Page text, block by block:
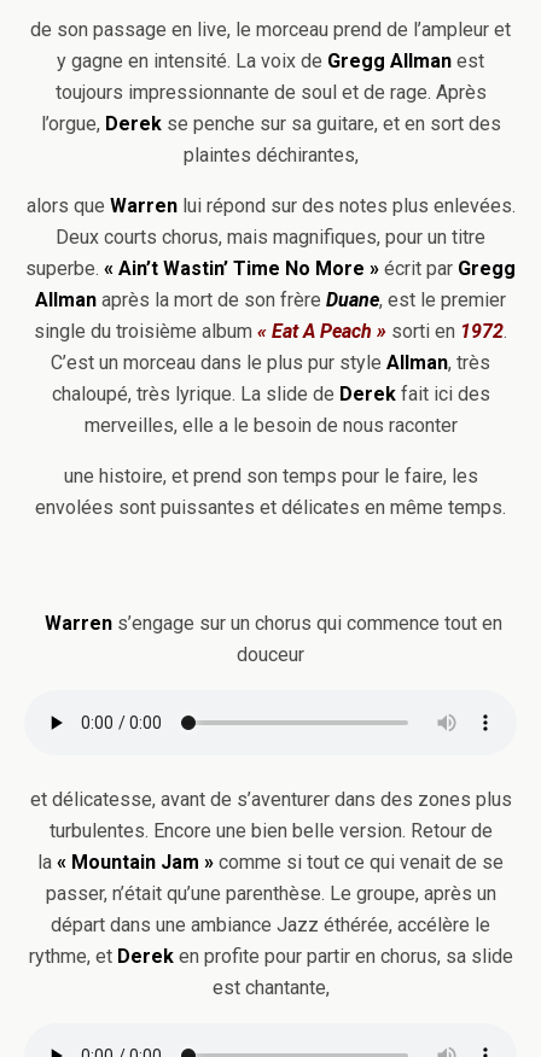
de son passage en live, le morceau prend de l’ampleur et
y gagne en intensité. La voix de Gregg Allman est
toujours impressionnante de soul et de rage. Après
l’orgue, Derekse penche sur sa guitare, et en sort des
plaintes déchirantes,
alors que Warrenlui répond sur des notes plus enlevées.
Deux courts chorus, mais magnifiques, pour un titre
superbe. « Ain’t Wastin’ Time No More » écrit par Gregg
Allman après la mort de son frère Duane, est le premier
single du troisième album « Eat A Peach » sorti en 1972.
C’est un morceau dans le plus pur style Allman, très
chaloupé, très lyrique. La slide de Derekfait ici des
merveilles, elle a le besoin de nous raconter
une histoire, et prend son temps pour le faire, les
envolées sont puissantes et délicates en même temps.
Warrens’engage sur un chorus qui commence tout en
douceur
et délicatesse, avant de s’aventurer dans des zones plus
turbulentes. Encore une bien belle version. Retour de
la « Mountain Jam » comme si tout ce qui venait de se
passer, n’était qu’une parenthèse. Le groupe, après un
départ dans une ambiance Jazz éthérée, accélère le
rythme, etDereken profite pour partir en chorus, sa slide
est chantante,